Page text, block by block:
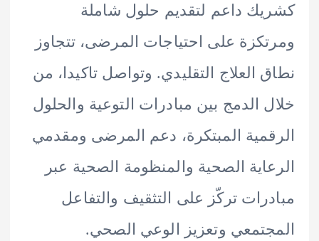
داعم لتقديم حلول شاملة
على احتياجات المرضى، تتجاوز
العلاج التقليدي. وتواصل تاكيدا، من
الدمج بين مبادرات التوعية والحلول
المبتكرة، دعم المرضى ومقدمي
الصحية والمنظومة الصحية عبر
تركّز على التثقيف والتفاعل
وتعزيز الوعي الصحي.